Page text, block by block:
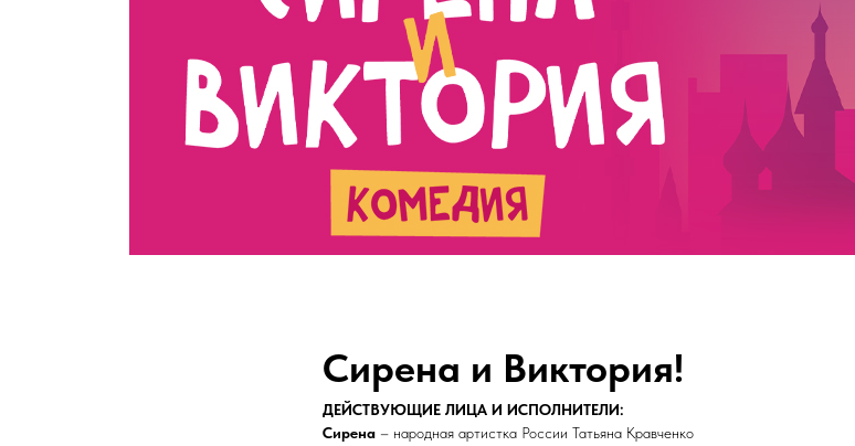
Сирена и Виктория!
ДЕЙСТВУЮЩИЕ ЛИЦА И ИСПОЛНИТЕЛИ:
Сирена – народная артистка России Татьяна Кравченко